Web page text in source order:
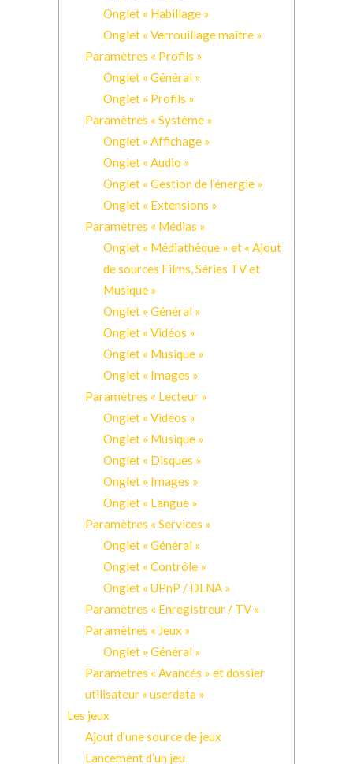
Onglet « Habillage »
Onglet « Verrouillage maître »
Paramètres « Profils »
Onglet « Général »
Onglet « Profils »
Paramètres « Système »
Onglet « Affichage »
Onglet « Audio »
Onglet « Gestion de l’énergie »
Onglet « Extensions »
Paramètres « Médias »
Onglet « Médiathèque » et « Ajout
de sources Films, Séries TV et
Musique »
Onglet « Général »
Onglet « Vidéos »
Onglet « Musique »
Onglet « Images »
Paramètres « Lecteur »
Onglet « Vidéos »
Onglet « Musique »
Onglet « Disques »
Onglet « Images »
Onglet « Langue »
Paramètres « Services »
Onglet « Général »
Onglet « Contrôle »
Onglet « UPnP / DLNA »
Paramètres « Enregistreur / TV »
Paramètres « Jeux »
Onglet « Général »
Paramètres « Avancés » et dossier
utilisateur « userdata »
Les jeux
Ajout d’une source de jeux
Lancement d’un jeu